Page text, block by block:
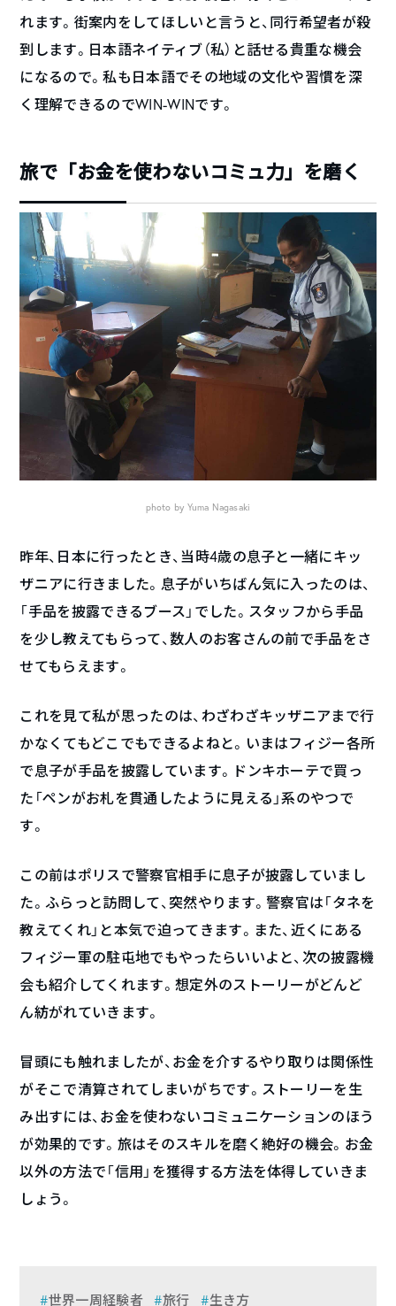
れます。街案内をしてほしいと言うと、同行希望者が殺
到します。日本語ネイティブ（私）と話せる貴重な機会
になるので。私も日本語でその地域の文化や習慣を深
く理解できるのでWIN-WINです。
旅で「お金を使わないコミュ力」を磨く
photo by Yuma Nagasaki
昨年、日本に行ったとき、当時4歳の息子と一緒にキッ
ザニアに行きました。息子がいちばん気に入ったのは、
「手品を披露できるブース」でした。スタッフから手品
を少し教えてもらって、数人のお客さんの前で手品をさ
せてもらえます。
これを見て私が思ったのは、わざわざキッザニアまで行
かなくてもどこでもできるよねと。いまはフィジー各所
で息子が手品を披露しています。ドンキホーテで買っ
た「ペンがお札を貫通したように見える」系のやつで
す。
この前はポリスで警察官相手に息子が披露していまし
た。ふらっと訪問して、突然やります。警察官は「タネを
教えてくれ」と本気で迫ってきます。また、近くにある
フィジー軍の駐屯地でもやったらいいよと、次の披露機
会も紹介してくれます。想定外のストーリーがどんど
ん紡がれていきます。
冒頭にも触れましたが、お金を介するやり取りは関係性
がそこで清算されてしまいがちです。ストーリーを生
み出すには、お金を使わないコミュニケーションのほう
が効果的です。旅はそのスキルを磨く絶好の機会。お金
以外の方法で「信用」を獲得する方法を体得していきま
しょう。
世界一周経験者 旅行 生き方